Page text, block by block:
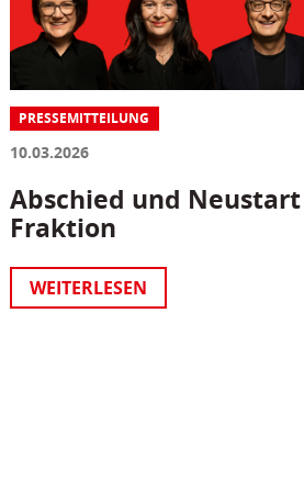
PRESSEMITTEILUNG
10.03.2026
Abschied und Neustart
Fraktion
WEITERLESEN